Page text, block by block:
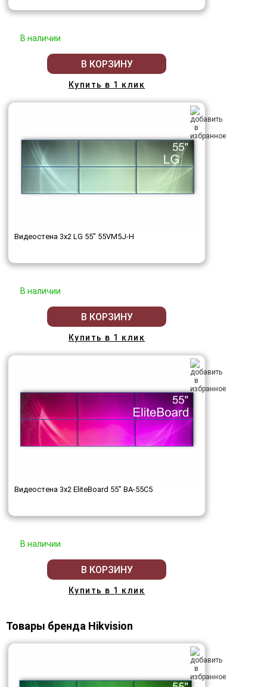
В наличии
В КОРЗИНУ
Купить в 1 клик
Видеостена 3x2 LG 55" 55VM5J-H
В наличии
В КОРЗИНУ
Купить в 1 клик
Видеостена 3x2 EliteBoard 55" BA-55C5
В наличии
В КОРЗИНУ
Купить в 1 клик
Товары бренда Hikvision